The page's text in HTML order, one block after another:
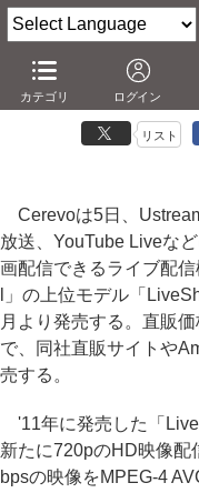
カテゴリ ログイン
Cerevo、720p対応のライ
－54,999円。HDで
リスト
Cerevoは5日、
放送、YouTube Liveな
画配信できるライブ配
l」の上位モデル「
月より発売する。直販
で、同社直販サイトや
売する。
'11年に発売した「
新たに720pのHD映像配
bpsの映像をMPEG-4